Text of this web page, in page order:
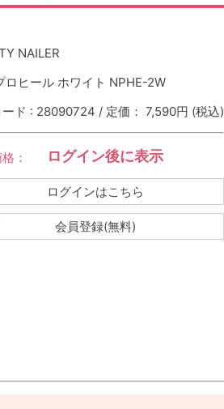
NAILER
ロヒール ホワイト NPHE-2W
ド : 28090724 / 定価： 7,590円 (税込)
： ログイン後に表示
ログインはこちら
会員登録(無料)